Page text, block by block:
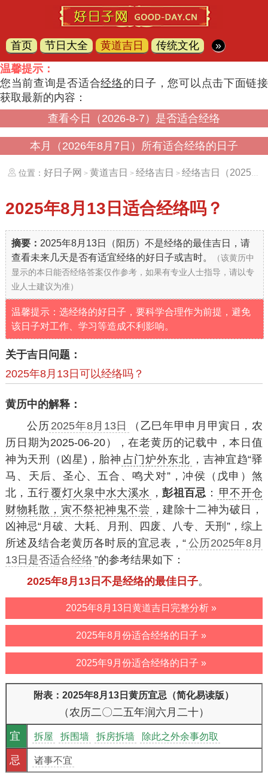
首页 节日大全 黄道吉日 传统文化
»
温馨提示：
您当前查询是否适合经络的日子，您可以点击下面链接
获取最新的内容：
查看今日（2026-8-7）是否适合经络
本月（2026年8月7日）所有适合经络的日子
位置： 好日子网 > 黄道吉日 > 经络吉日 > 经络吉日（20250813）
2025年8月13日 适合经络吗？
摘要： 2025年8月13日（阳历）不是经络的最佳吉日，请
查看未来几天是否有适宜经络的好日子或吉时。
（该黄历中
显示的本日能否经络答案仅作参考，如果有专业人士指导，请以专
业人士建议为准）
温馨提示：选经络的好日子，要科学合理作为前提，避免
该日子对工作、学习等造成不利影响。
关于吉日问题：
2025年8月13日可以经络吗？
黄历中的解释：
公历 2025年8月13日
（乙巳年甲申月甲寅日，农
历日期为2025-06-20），在老黄历的记载中，本日值
神为天刑（凶星)，胎神 占门炉外东北 ，吉神宜趋“驿
马、天后、圣心、五合、鸣犬对”，冲侯（戊申）煞
北，五行覆灯火泉中水大溪水 ，彭祖百忌 ： 甲不开仓
财物耗散，寅不祭祀神鬼不尝
，建除十二神为破日，
凶神忌“月破、大耗、月刑、四废、八专、天刑”，综上
所述及结合老黄历各时辰的宜忌表，“ 公历2025年8月
13日是否适合经络 ”的参考结果如下：
2025年8月13日不是经络的最佳日子。
2025年8月13日黄道吉日完整分析 »
2025年8月份适合经络的日子 »
2025年9月份适合经络的日子 »
附表：2025年8月13日黄历宜忌（简化易读版）
（农历二〇二五年润六月二十）
宜
拆屋 拆围墙 拆房拆墙
除此之外余事勿取
忌
诸事不宜